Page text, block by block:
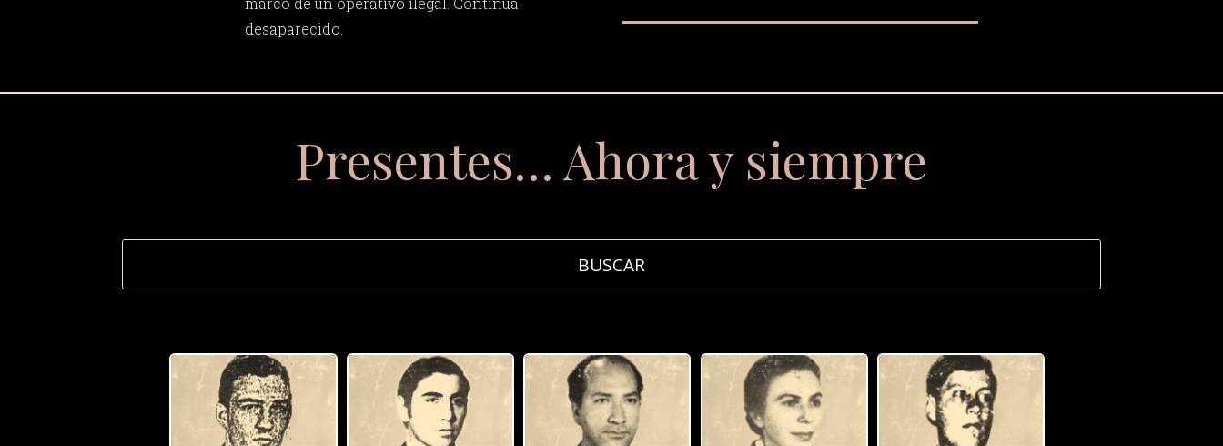
desaparecido.
Presentes… Ahora y siempre